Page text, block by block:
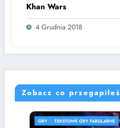
Khan Wars
4 Grudnia 2018
Zobacz co przegapiłeś
GRY TEKSTOWE GRY FABULARNE